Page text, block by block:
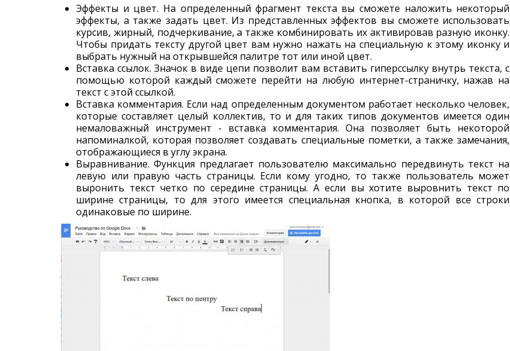
Эффекты и цвет. На определенный фрагмент текста вы сможете наложить некоторый
эффекты, а также задать цвет. Из представленных эффектов вы сможете использовать
курсив, жирный, подчеркивание, а также комбинировать их активировав разную иконку.
Чтобы придать тексту другой цвет вам нужно нажать на специальную к этому иконку и
выбрать нужный на открывшейся палитре тот или иной цвет.
Вставка ссылок. Значок в виде цепи позволит вам вставить гиперссылку внутрь текста, с
помощью которой каждый сможете перейти на любую интернет-страничку, нажав на
текст с этой ссылкой.
Вставка комментария. Если над определенным документом работает несколько человек,
которые составляет целый коллектив, то и для таких типов документов имеется один
немаловажный инструмент - вставка комментария. Она позволяет быть некоторой
напоминалкой, которая позволяет создавать специальные пометки, а также замечания,
отображающиеся в углу экрана.
Выравнивание. Функция предлагает пользователю максимально передвинуть текст на
левую или правую часть страницы. Если кому угодно, то также пользователь может
выронить текст четко по середине страницы. А если вы хотите выровнить текст по
ширине страницы, то для этого имеется специальная кнопка, в которой все строки
одинаковые по ширине.